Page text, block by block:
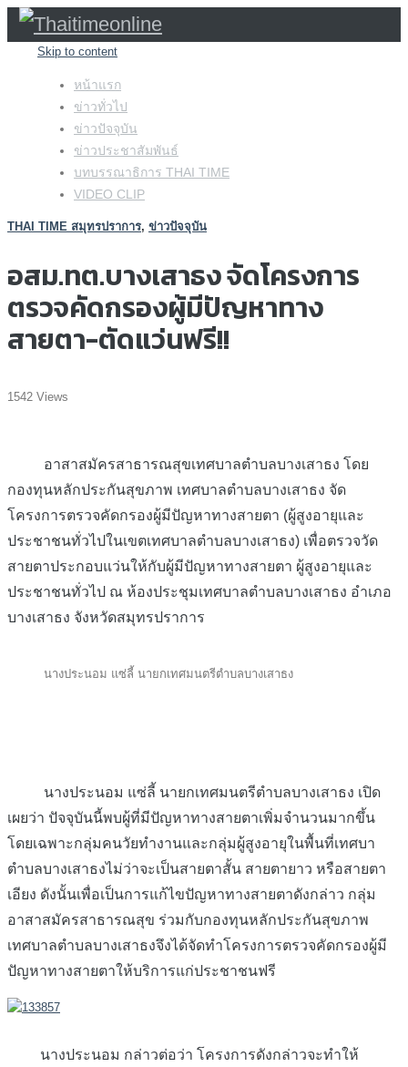
Skip to content
หน้าแรก
ข่าวทั่วไป
ข่าวปัจจุบัน
ข่าวประชาสัมพันธ์
บทบรรณาธิการ THAI TIME
VIDEO CLIP
THAI TIME สมุทรปราการ, ข่าวปัจจุบัน
อสม.ทต.บางเสาธง จัดโครงการ
ตรวจคัดกรองผู้มีปัญหาทาง
สายตา-ตัดแว่นฟรี!!
1542 Views
อาสาสมัครสาธารณสุขเทศบาลตำบลบางเสาธง โดย
กองทุนหลักประกันสุขภาพ เทศบาลตำบลบางเสาธง จัด
โครงการตรวจคัดกรองผู้มีปัญหาทางสายตา (ผู้สูงอายุและ
ประชาชนทั่วไปในเขตเทศบาลตำบลบางเสาธง) เพื่อตรวจวัด
สายตาประกอบแว่นให้กับผู้มีปัญหาทางสายตา ผู้สูงอายุและ
ประชาชนทั่วไป ณ ห้องประชุมเทศบาลตำบลบางเสาธง อำเภอ
บางเสาธง จังหวัดสมุทรปราการ
นางประนอม แซ่ลี้ นายกเทศมนตรีตำบลบางเสาธง
นางประนอม แซ่ลี้ นายกเทศมนตรีตำบลบางเสาธง เปิด
เผยว่า ปัจจุบันนี้พบผู้ที่มีปัญหาทางสายตาเพิ่มจำนวนมากขึ้น
โดยเฉพาะกลุ่มคนวัยทำงานและกลุ่มผู้สูงอายุในพื้นที่เทศบา
ตำบลบางเสาธงไม่ว่าจะเป็นสายตาสั้น สายตายาว หรือสายตา
เอียง ดังนั้นเพื่อเป็นการแก้ไขปัญหาทางสายตาดังกล่าว กลุ่ม
อาสาสมัครสาธารณสุข ร่วมกับกองทุนหลักประกันสุขภาพ
เทศบาลตำบลบางเสาธงจึงได้จัดทำโครงการตรวจคัดกรองผู้มี
ปัญหาทางสายตาให้บริการแก่ประชาชนฟรี
นางประนอม กล่าวต่อว่า โครงการดังกล่าวจะทำให้